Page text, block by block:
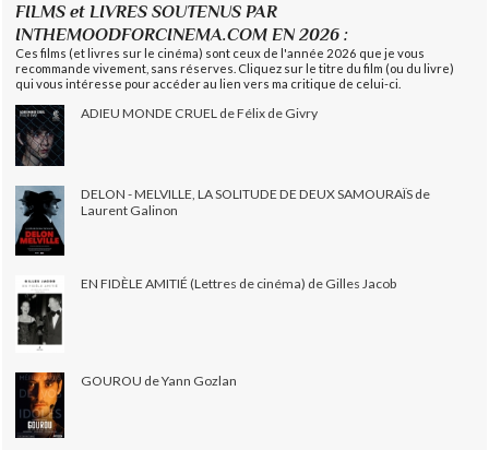
FILMS et LIVRES SOUTENUS PAR
INTHEMOODFORCINEMA.COM EN 2026 :
Ces films (et livres sur le cinéma) sont ceux de l'année 2026 que je vous
recommande vivement, sans réserves. Cliquez sur le titre du film (ou du livre)
qui vous intéresse pour accéder au lien vers ma critique de celui-ci.
ADIEU MONDE CRUEL de Félix de Givry
DELON - MELVILLE, LA SOLITUDE DE DEUX SAMOURAÏS de
Laurent Galinon
EN FIDÈLE AMITIÉ (Lettres de cinéma) de Gilles Jacob
GOUROU de Yann Gozlan